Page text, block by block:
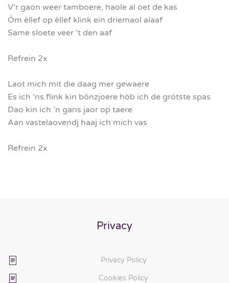
V’r gaon weer tamboere, haole al oet de kas
Óm èllef op èllef klink ein driemaol alaaf
Same sloete veer ’t den aaf
Refrein 2x
Laot mich mit die daag mer gewaere
Es ich ‘ns flink kin bónzjoere höb ich de grótste spas
Dao kin ich ’n gans jaor op taere
Aan vastelaovendj haaj ich mich vas
Refrein 2x
Privacy
Privacy Policy
Cookies Policy